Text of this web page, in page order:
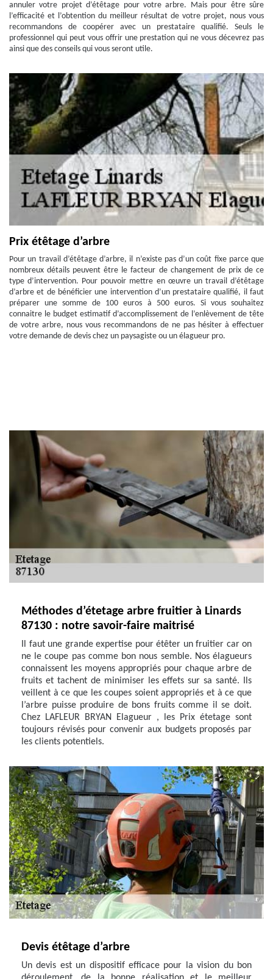
annuler votre projet d’étêtage pour votre arbre. Mais pour être sûre
l’efficacité et l’obtention du meilleur résultat de votre projet, nous vous
recommandons de coopérer avec un prestataire qualifié. Seuls le
professionnel qui peut vous offrir une prestation qui ne vous décevrez pas
ainsi que des conseils qui vous seront utile.
Prix étêtage d’arbre
Pour un travail d’étêtage d’arbre, il n’existe pas d’un coût fixe parce que
nombreux détails peuvent être le facteur de changement de prix de ce
type d’intervention. Pour pouvoir mettre en œuvre un travail d’étêtage
d’arbre et de bénéficier une intervention d’un prestataire qualifié, il faut
préparer une somme de 100 euros à 500 euros. Si vous souhaitez
connaitre le budget estimatif d’accomplissement de l’enlèvement de tête
de votre arbre, nous vous recommandons de ne pas hésiter à effectuer
votre demande de devis chez un paysagiste ou un élagueur pro.
Méthodes d’étetage arbre fruitier à Linards
87130 : notre savoir-faire maitrisé
Il faut une grande expertise pour étêter un fruitier car on
ne le coupe pas comme bon nous semble. Nos élagueurs
connaissent les moyens appropriés pour chaque arbre de
fruits et tachent de minimiser les effets sur sa santé. Ils
veillent à ce que les coupes soient appropriés et à ce que
l’arbre puisse produire de bons fruits comme il se doit.
Chez LAFLEUR BRYAN Elagueur , les Prix étetage sont
toujours révisés pour convenir aux budgets proposés par
les clients potentiels.
Devis étêtage d’arbre
Un devis est un dispositif efficace pour la vision du bon